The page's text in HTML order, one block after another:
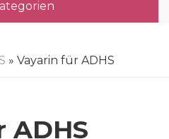
» Vayarin für ADHS
ADHS